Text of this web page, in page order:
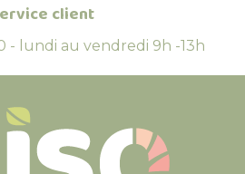
client
- lundi au vendredi 9h -13h